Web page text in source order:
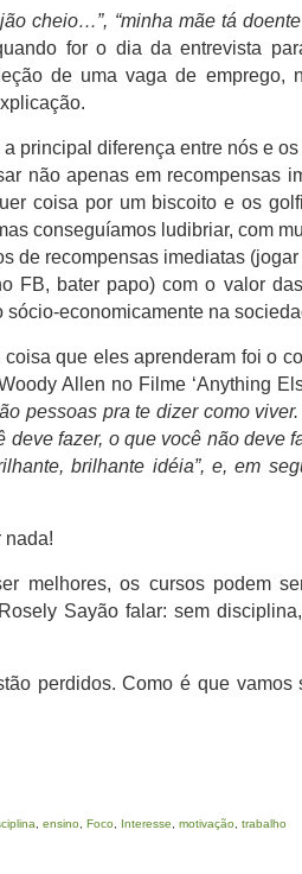
cheio…”, “minha mãe tá
for o dia da entrevista
de uma vaga de emprego,
principal diferença entre nós e
não apenas em recompensas
coisa por um biscoito e os
conseguíamos ludibriar, com
de recompensas imediatas
FB, bater papo) com o valor
sócio-economicamente na
que eles aprenderam foi o
Allen no Filme ‘Anything
pessoas pra te dizer como
deve fazer, o que você não deve
brilhante idéia”, e, em
nada!
melhores, os cursos podem
Sayão falar: sem
perdidos. Como é que vamos
ensino Foco Interesse motivação trabalho